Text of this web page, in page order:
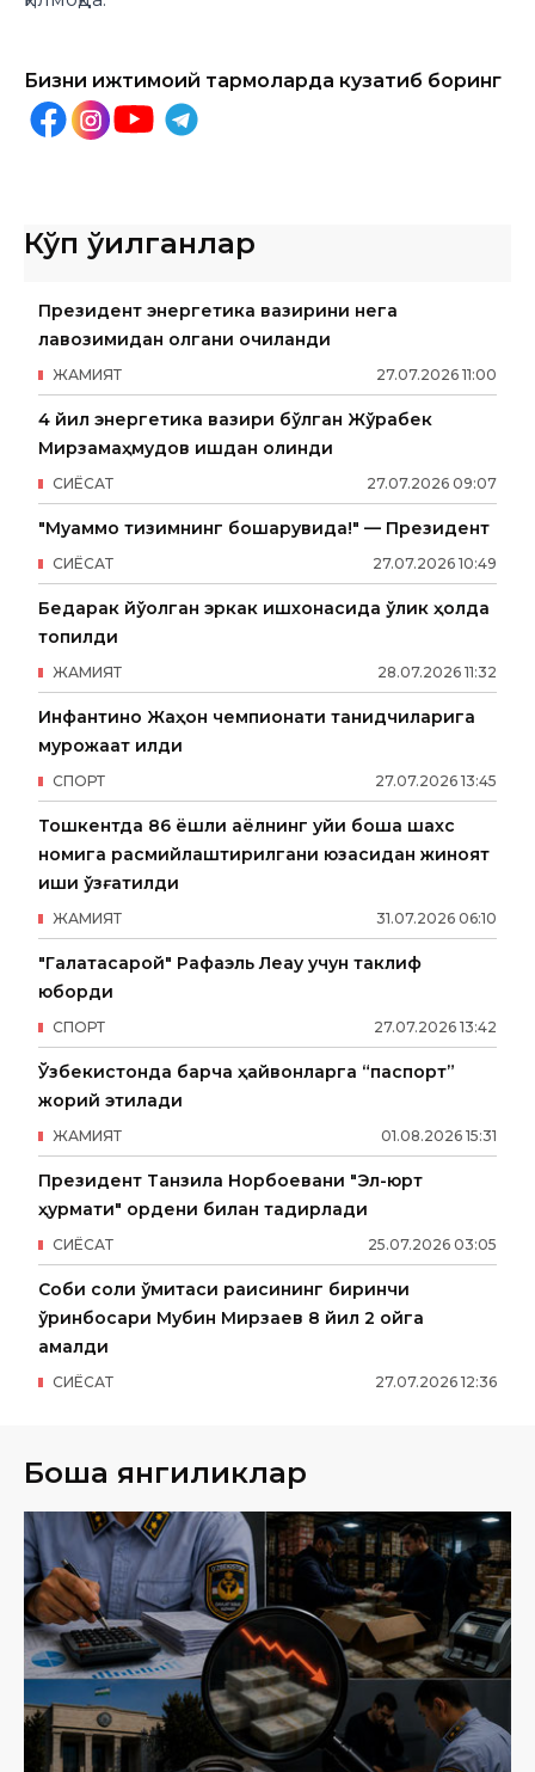
Бизни ижтимоий тармоқларда кузатиб боринг
Кўп ўқилганлар
Президент энергетика вазирини нега
лавозимидан олгани очиқланди
27.07.2026 11:00
ЖАМИЯТ
4 йил энергетика вазири бўлган Жўрабек
Мирзамаҳмудов ишдан олинди
27.07.2026 09:07
СИËСАТ
"Муаммо тизимнинг бошқарувида!" — Президент
27.07.2026 10:49
СИËСАТ
Бедарак йўқолган эркак ишхонасида ўлик ҳолда
топилди
28.07.2026 11:32
ЖАМИЯТ
Инфантино Жаҳон чемпионати танқидчиларига
мурожаат қилди
27.07.2026 13:45
СПОРТ
Тошкентда 86 ёшли аёлнинг уйи бошқа шахс
номига расмийлаштирилгани юзасидан жиноят
иши қўзғатилди
31.07.2026 06:10
ЖАМИЯТ
"Галатасарой" Рафаэль Леау учун таклиф
юборди
27.07.2026 13:42
СПОРТ
Ўзбекистонда барча ҳайвонларга “паспорт”
жорий этилади
01.08.2026 15:31
ЖАМИЯТ
Президент Танзила Норбоевани "Эл-юрт
ҳурмати" ордени билан тақдирлади
25.07.2026 03:05
СИËСАТ
Собиқ солиқ қўмитаси раисининг биринчи
ўринбосари Мубин Мирзаев 8 йил 2 ойга
қамалди
27.07.2026 12:36
СИËСАТ
Бошқа янгиликлар